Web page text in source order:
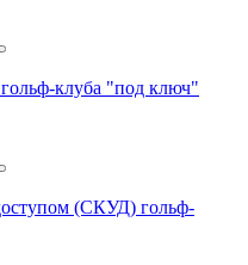
клуба "под ключ"
(СКУД) гольф-